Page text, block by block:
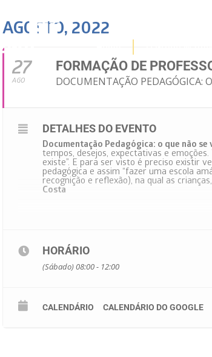
AGOSTO, 2022
27
AGO
FORMAÇÃO DE
DOCUMENTAÇÃO PEDAGÓGICA:
DETALHES DO EVENTO
Documentação Pedagógica: o que não se
tempos, desejos, expectativas e emoções.
existe”. E para ser visto é preciso existir
pedagógica e assim “fazer uma escola
recognição e reflexão), na qual as
Costa
HORÁRIO
(Sábado) 08:00 - 12:00
CALENDÁRIO CALENDÁRIO DO GOOGLE